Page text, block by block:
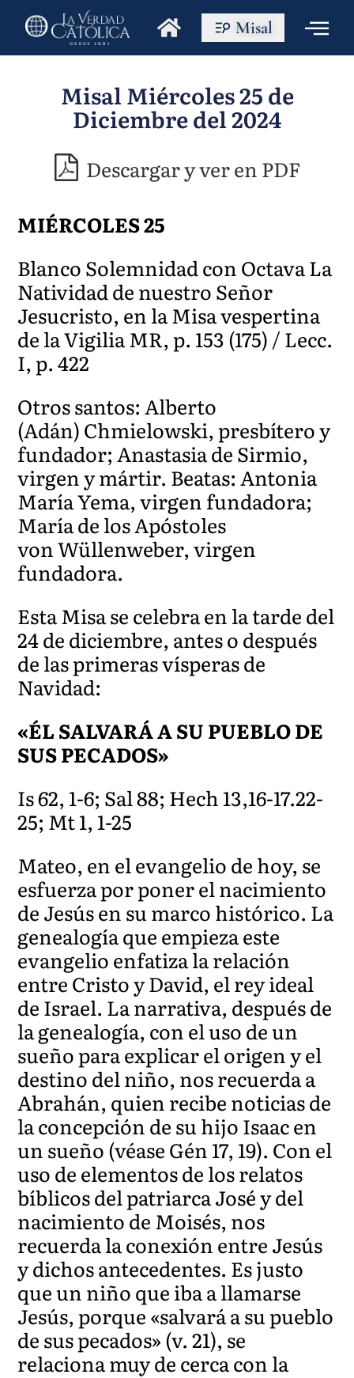
Misal
Misal Miércoles 25 de
Diciembre del 2024
Descargar y ver en PDF
MIÉRCOLES 25
Blanco Solemnidad con Octava La
Natividad de nuestro Señor
Jesucristo, en la Misa vespertina
de la Vigilia MR, p. 153 (175) / Lecc.
I, p. 422
Otros santos: Alberto
(Adán) Chmielowski, presbítero y
fundador; Anastasia de Sirmio,
virgen y mártir. Beatas: Antonia
María Yema, virgen fundadora;
María de los Apóstoles
von Wüllenweber, virgen
fundadora.
Esta Misa se celebra en la tarde del
24 de diciembre, antes o después
de las primeras vísperas de
Navidad:
«ÉL SALVARÁ A SU PUEBLO DE
SUS PECADOS»
Is 62, 1-6; Sal 88; Hech 13,16-17.22-
25; Mt 1, 1-25
Mateo, en el evangelio de hoy, se
esfuerza por poner el nacimiento
de Jesús en su marco histórico. La
genealogía que empieza este
evangelio enfatiza la relación
entre Cristo y David, el rey ideal
de Israel. La narrativa, después de
la genealogía, con el uso de un
sueño para explicar el origen y el
destino del niño, nos recuerda a
Abrahán, quien recibe noticias de
la concepción de su hijo Isaac en
un sueño (véase Gén 17, 19). Con el
uso de elementos de los relatos
bíblicos del patriarca José y del
nacimiento de Moisés, nos
recuerda la conexión entre Jesús
y dichos antecedentes. Es justo
que un niño que iba a llamarse
Jesús, porque «salvará a su pueblo
de sus pecados» (v. 21), se
relaciona muy de cerca con la